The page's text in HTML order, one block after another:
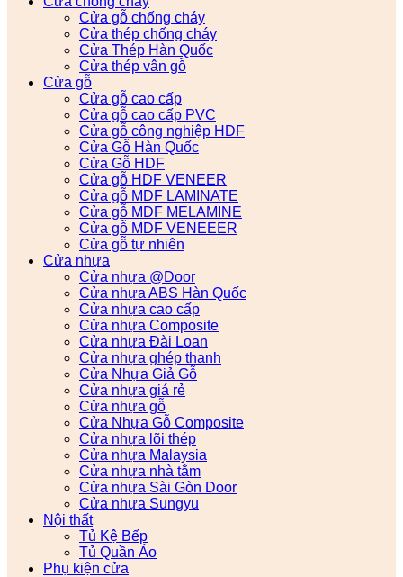
Cửa gỗ chống cháy
Cửa thép chống cháy
Cửa Thép Hàn Quốc
Cửa thép vân gỗ
Cửa gỗ
Cửa gỗ cao cấp
Cửa gỗ cao cấp PVC
Cửa gỗ công nghiệp HDF
Cửa Gỗ Hàn Quốc
Cửa Gỗ HDF
Cửa gỗ HDF VENEER
Cửa gỗ MDF LAMINATE
Cửa gỗ MDF MELAMINE
Cửa gỗ MDF VENEEER
Cửa gỗ tự nhiên
Cửa nhựa
Cửa nhựa @Door
Cửa nhựa ABS Hàn Quốc
Cửa nhựa cao cấp
Cửa nhựa Composite
Cửa nhựa Đài Loan
Cửa nhựa ghép thanh
Cửa Nhựa Giả Gỗ
Cửa nhựa giá rẻ
Cửa nhựa gỗ
Cửa Nhựa Gỗ Composite
Cửa nhựa lõi thép
Cửa nhựa Malaysia
Cửa nhựa nhà tắm
Cửa nhựa Sài Gòn Door
Cửa nhựa Sungyu
Nội thất
Tủ Kệ Bếp
Tủ Quần Áo
Phụ kiện cửa